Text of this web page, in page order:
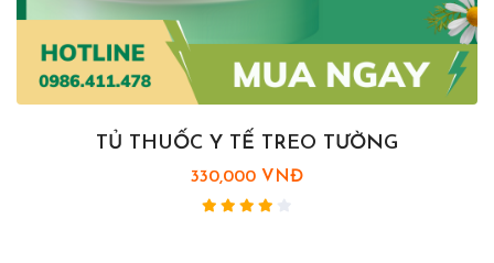
TỦ THUỐC Y TẾ TREO TƯỜNG
330,000 VNĐ